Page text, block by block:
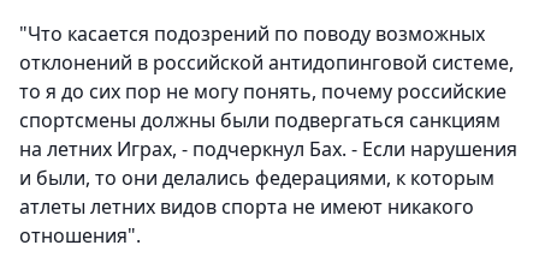
"Что касается подозрений по поводу возможных
отклонений в российской антидопинговой системе,
то я до сих пор не могу понять, почему российские
спортсмены должны были подвергаться санкциям
на летних Играх, - подчеркнул Бах. - Если нарушения
и были, то они делались федерациями, к которым
атлеты летних видов спорта не имеют никакого
отношения".